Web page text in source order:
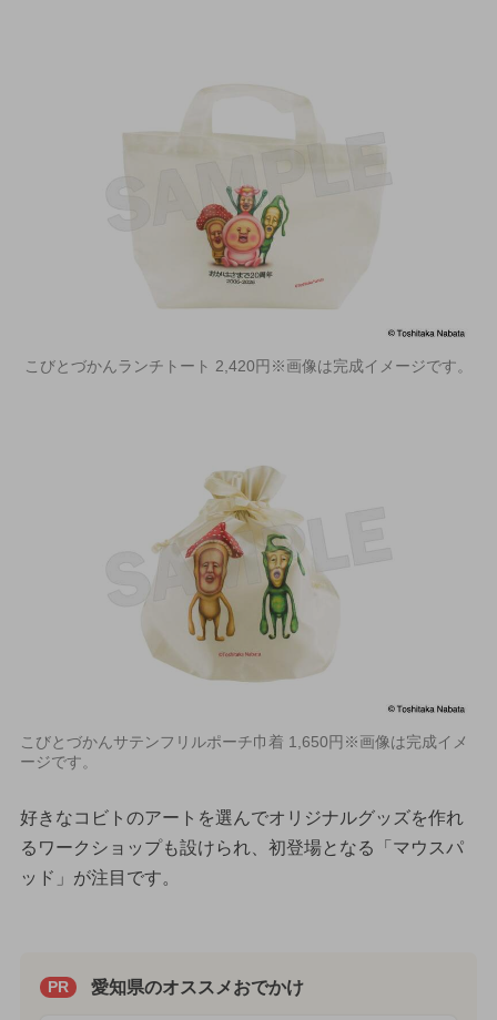
こびとづかんランチトート 2,420円※画像は完成イメージです。
こびとづかんサテンフリルポーチ巾着 1,650円※画像は完成イメ
ージです。
好きなコビトのアートを選んでオリジナルグッズを作れ
るワークショップも設けられ、初登場となる「マウスパ
ッド」が注目です。
PR 愛知県のオススメおでかけ